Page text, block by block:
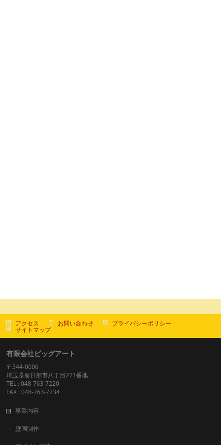
アクセス お問い合わせ プライバシーポリシー
サイトマップ
有限会社ビッグアート
〒344-0006
埼玉県春日部市八丁目271番地
TEL : 048-763-7220
FAX : 048-763-7234
事業内容
壁画制作